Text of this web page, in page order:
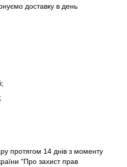
доставку в день
протягом 14 днів з моменту
"Про захист прав